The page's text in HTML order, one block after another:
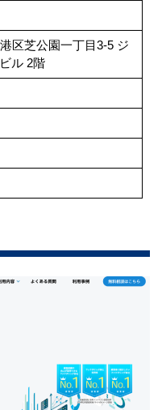
区芝公園一丁目3-5 ジ
ル 2階